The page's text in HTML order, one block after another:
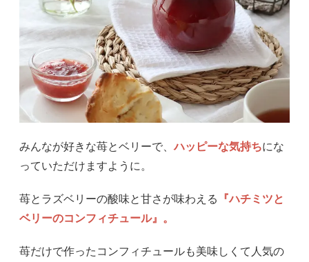
みんなが好きな苺とベリーで、ハッピーな気持ちにな
っていただけますように。
苺とラズベリーの酸味と甘さが味わえる 『ハチミツと
ベリーのコンフィチュール』。
苺だけで作ったコンフィチュールも美味しくて人気の